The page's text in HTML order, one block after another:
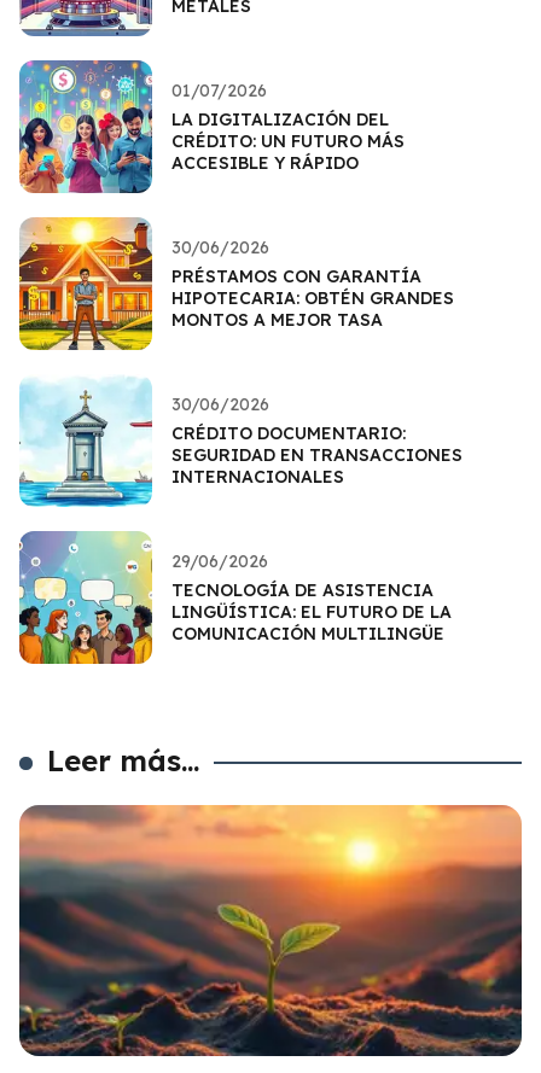
METALES
01/07/2026
LA DIGITALIZACIÓN DEL
CRÉDITO: UN FUTURO MÁS
ACCESIBLE Y RÁPIDO
30/06/2026
PRÉSTAMOS CON GARANTÍA
HIPOTECARIA: OBTÉN GRANDES
MONTOS A MEJOR TASA
30/06/2026
CRÉDITO DOCUMENTARIO:
SEGURIDAD EN TRANSACCIONES
INTERNACIONALES
29/06/2026
TECNOLOGÍA DE ASISTENCIA
LINGÜÍSTICA: EL FUTURO DE LA
COMUNICACIÓN MULTILINGÜE
Leer más...